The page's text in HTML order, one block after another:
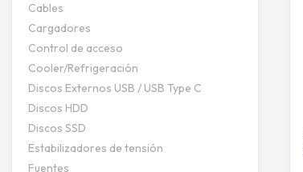
Cables
Cargadores
Control de acceso
Cooler/Refrigeración
Discos Externos USB / USB Type C
Discos HDD
Discos SSD
Estabilizadores de tensión
Fuentes